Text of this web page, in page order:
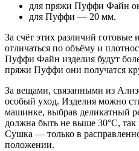
для пряжи Пуффи Файн
для Пуффи — 20 мм.
За счёт этих различий готовые
отличаться по объёму и
Пуффи Файн изделия будут
пряжи Пуффи они получатся
За вещами, связанными из
особый уход. Изделия можно
машинке, выбрав деликатный
должна быть не выше 30°С, так
Сушка — только в
положении.